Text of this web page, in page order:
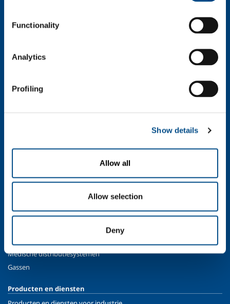
Functionality
Analytics
Profiling
Show details
Allow all
Allow selection
Deny
Bedrijfsprofiel
Veiligheid, milieu en kwaliteit
SOL voor industrie
Petroleum & Gas
Speciale Gassen
SOL Medical
Medische distributiesystemen
Gassen
Producten en diensten